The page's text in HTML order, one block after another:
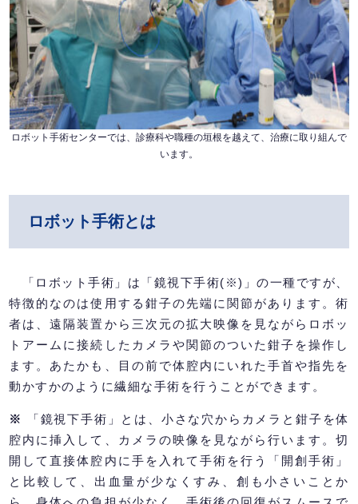
ロボット手術センターでは、診療科や職種の垣根を越えて、治療に取り組んで
います。
ロボット手術とは
「ロボット手術」は「鏡視下手術(※)」の一種ですが、
特徴的なのは使用する鉗子の先端に関節があります。術
者は、遠隔装置から三次元の拡大映像を見ながらロボッ
トアームに接続したカメラや関節のついた鉗子を操作し
ます。あたかも、目の前で体腔内にいれた手首や指先を
動かすかのように繊細な手術を行うことができます。
※
「鏡視下手術」とは、小さな穴からカメラと鉗子を体
腔内に挿入して、カメラの映像を見ながら行います。切
開して直接体腔内に手を入れて手術を行う「開創手術」
と比較して、出血量が少なくすみ、創も小さいことか